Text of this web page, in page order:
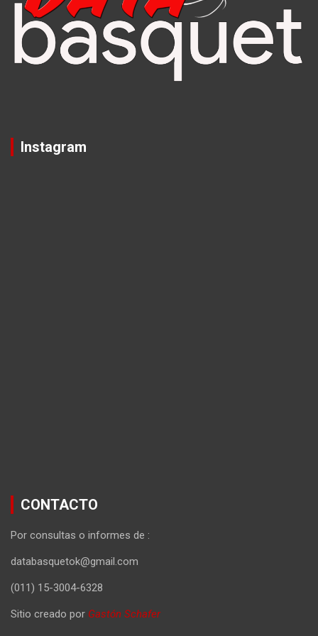
Instagram
CONTACTO
Por consultas o informes de :
databasquetok@gmail.com
(011) 15-3004-6328
Sitio creado por Gastón Schafer